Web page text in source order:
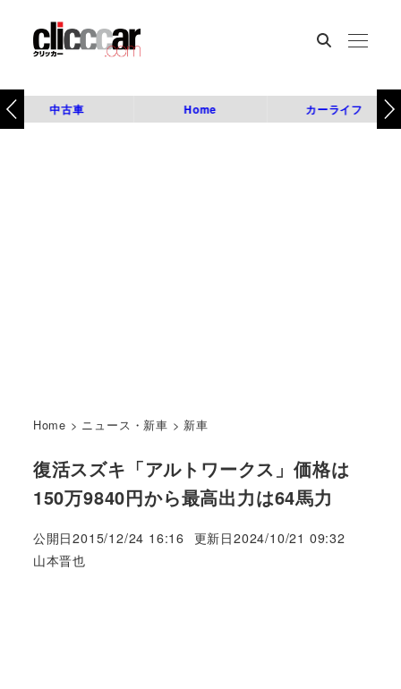
中古車 Home カーライフ
Home > ニュース・新車 > 新車
復活スズキ「アルトワークス」価格は
150万9840円から最高出力は64馬力
公開日2015/12/24 16:16 更新日2024/10/21 09:32
著
山本晋也